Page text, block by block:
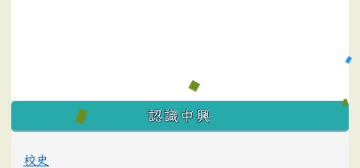
:::
認識中興
校史